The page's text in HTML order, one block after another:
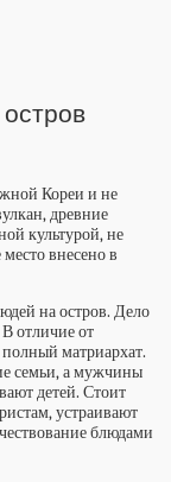
Кореи и не
древние
культурой, не
внесено в
на остров. Дело
отличие от
матриархат.
семьи, а мужчины
детей. Стоит
устраивают
блюдами